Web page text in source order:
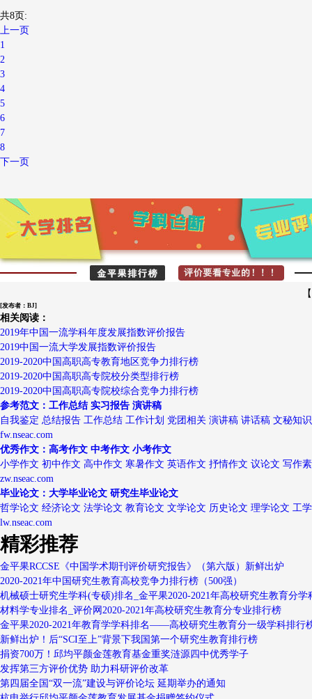
共8页:
上一页
1
2
3
4
5
6
7
8
下一页
[发布者：BJ]
相关阅读：
2019年中国一流学科年度发展指数评价报告
2019中国一流大学发展指数评价报告
2019-2020中国高职高专教育地区竞争力排行榜
2019-2020中国高职高专院校分类型排行榜
2019-2020中国高职高专院校综合竞争力排行榜
参考范文：工作总结 实习报告 演讲稿
自我鉴定 总结报告 工作总结 工作计划 党团相关 演讲稿 讲话稿 文秘知
fw.nseac.com
优秀作文：高考作文 中考作文 小考作文
小学作文 初中作文 高中作文 寒暑作文 英语作文 抒情作文 议论文 写作
zw.nseac.com
毕业论文：大学毕业论文 研究生毕业论文
哲学论文 经济论文 法学论文 教育论文 文学论文 历史论文 理学论文 工
lw.nseac.com
精彩推荐
金平果RCCSE《中国学术期刊评价研究报告》（第六版）新鲜出炉
2020-2021年中国研究生教育高校竞争力排行榜（500强）
机械硕士研究生学科(专硕)排名_金平果2020-2021年高校研究生教育分学
材料学专业排名_评价网2020-2021年高校研究生教育分专业排行榜
金平果2020-2021年教育学学科排名——高校研究生教育分一级学科排行
新鲜出炉！后“SCI至上”背景下我国第一个研究生教育排行榜
捐资700万！邱均平颜金莲教育基金重奖涟源四中优秀学子
发挥第三方评价优势 助力科研评价改革
第四届全国“双一流”建设与评价论坛 延期举办的通知